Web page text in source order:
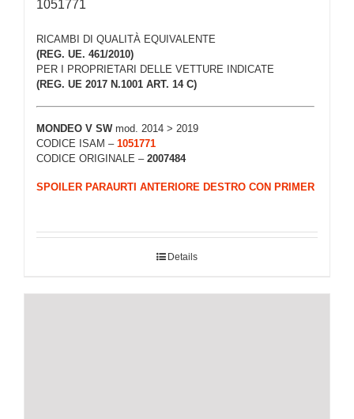
1051771
RICAMBI DI QUALITÀ EQUIVALENTE
(REG. UE. 461/2010)
PER I PROPRIETARI DELLE VETTURE INDICATE
(REG. UE 2017 N.1001 ART. 14 C)
MONDEO V SW mod. 2014 > 2019
CODICE ISAM – 1051771
CODICE ORIGINALE – 2007484
SPOILER PARAURTI ANTERIORE DESTRO CON PRIMER
Details